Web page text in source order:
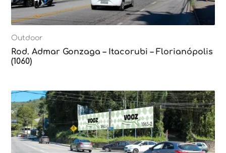
Outdoor
Rod. Admar Gonzaga – Itacorubi – Florianópolis
(1060)